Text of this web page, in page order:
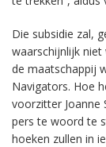
Die subsidie zal,
waarschijnlijk
de maatschappij
Navigators. Hoe
voorzitter Joanne
pers te woord te
hoeken zullen in